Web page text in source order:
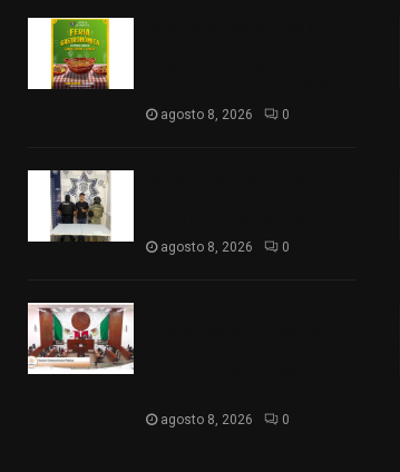
agosto 8, 2026 0
agosto 8, 2026 0
agosto 8, 2026 0